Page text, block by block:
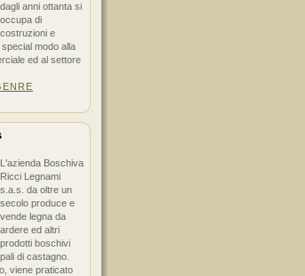
dagli anni ottanta si
occupa di
costruzioni e
modo alla
ed al settore
L'azienda Boschiva
Ricci Legnami
s.a.s. da oltre un
secolo produce e
vende legna da
ardere ed altri
prodotti boschivi
pali di castagno.
viene praticato